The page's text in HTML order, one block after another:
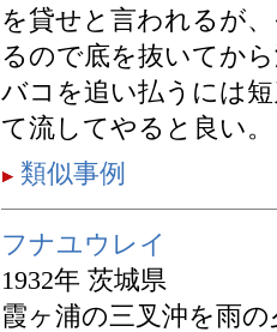
を貸せと言われるが
るので底を抜いてか
バコを追い払うには
て流してやると良い。
類似事例
フナユウレイ
1932年 茨城県
霞ヶ浦の三叉沖を雨